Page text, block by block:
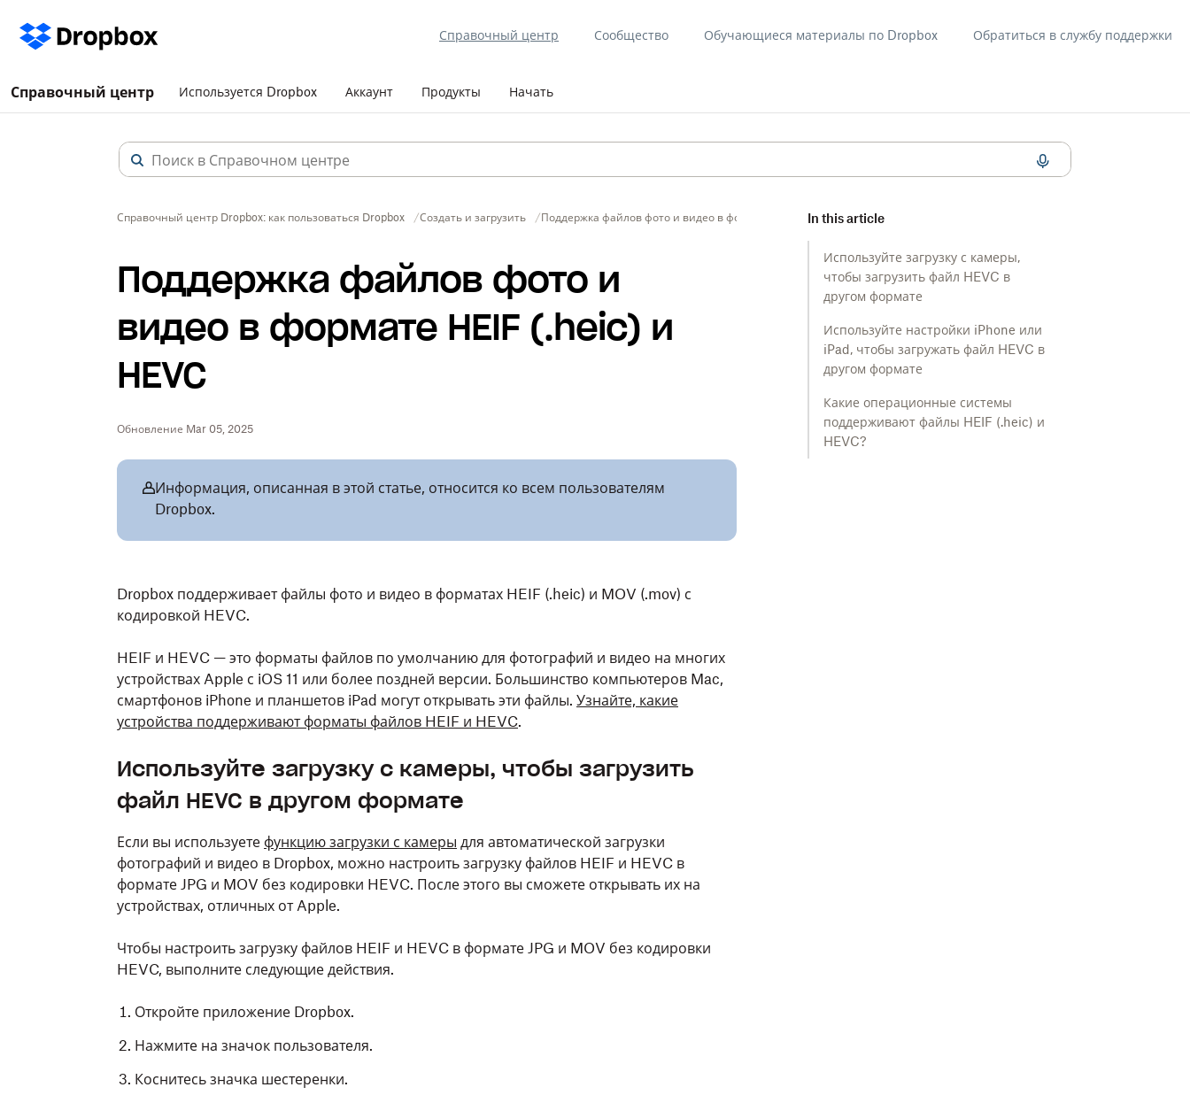
Справочный центр Сообщество Обучающиеся материалы по Dropbox Обратиться в службу поддержки
Справочный центр Используется Dropbox Аккаунт Продукты Начать
Справочный центр Dropbox: как пользоваться Dropbox Создать и загрузить Поддержка файлов фото и видео в формате HEIF (.heic) и HEVC
Поддержка файлов фото и
видео в формате HEIF (.heic) и
HEVC
Обновление Mar 05, 2025
In this article
Используйте загрузку с камеры,
чтобы загрузить файл HEVC в
другом формате
Используйте настройки iPhone или
iPad, чтобы загружать файл HEVC в
другом формате
Какие операционные системы
поддерживают файлы HEIF (.heic) и
HEVC?
Информация, описанная в этой статье, относится ко всем пользователям
Dropbox.
Dropbox поддерживает файлы фото и видео в форматах HEIF (.heic) и MOV (.mov) с
кодировкой HEVC.
HEIF и HEVC — это форматы файлов по умолчанию для фотографий и видео на многих
устройствах Apple с iOS 11 или более поздней версии. Большинство компьютеров Mac,
смартфонов iPhone и планшетов iPad могут открывать эти файлы. Узнайте, какие
устройства поддерживают форматы файлов HEIF и HEVC.
Используйте загрузку с камеры, чтобы загрузить
файл HEVC в другом формате
Если вы используете функцию загрузки с камеры для автоматической загрузки
фотографий и видео в Dropbox, можно настроить загрузку файлов HEIF и HEVC в
формате JPG и MOV без кодировки HEVC. После этого вы сможете открывать их на
устройствах, отличных от Apple.
Чтобы настроить загрузку файлов HEIF и HEVC в формате JPG и MOV без кодировки
HEVC, выполните следующие действия.
Откройте приложение Dropbox.
Нажмите на значок пользователя.
Коснитесь значка шестеренки.